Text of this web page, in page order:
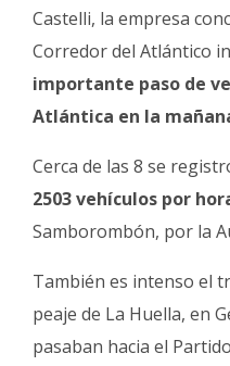
Castelli, la empresa
Corredor del Atlántico
importante paso de
Atlántica en la
Cerca de las 8 se
2503 vehículos por
Samborombón, por la
También es intenso el
peaje de La Huella, en
pasaban hacia el